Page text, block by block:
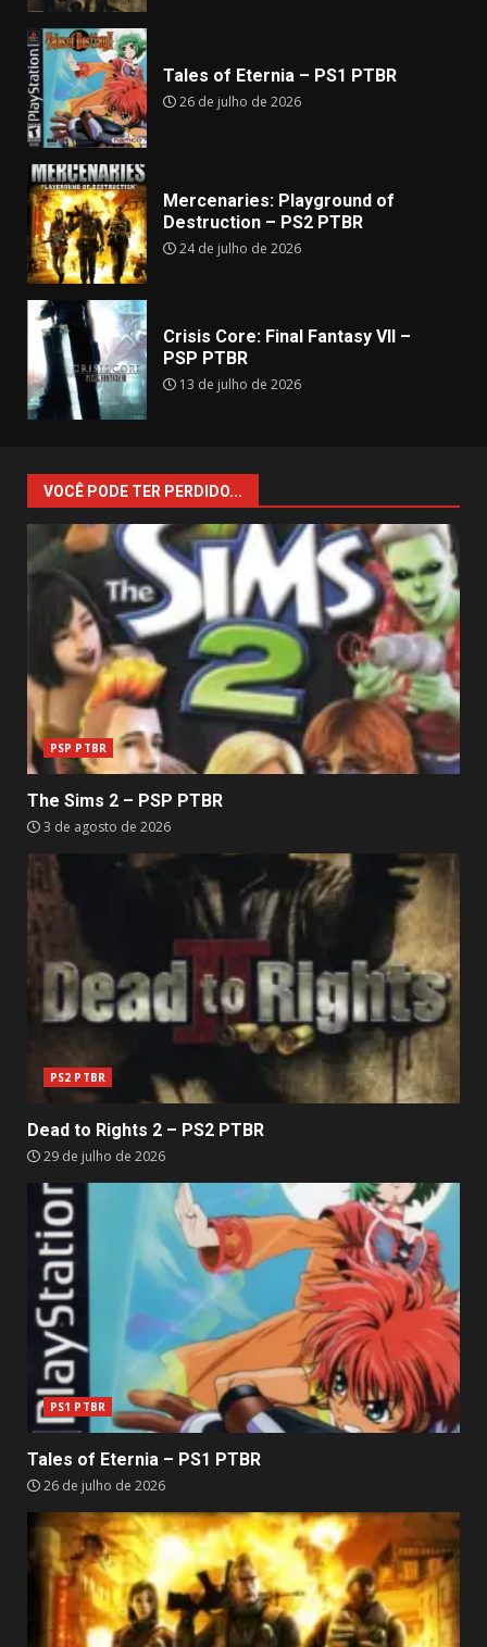
Tales of Eternia – PS1 PTBR
26 de julho de 2026
Mercenaries: Playground of
Destruction – PS2 PTBR
24 de julho de 2026
Crisis Core: Final Fantasy VII –
PSP PTBR
13 de julho de 2026
VOCÊ PODE TER PERDIDO...
PSP PTBR
The Sims 2 – PSP PTBR
3 de agosto de 2026
PS2 PTBR
Dead to Rights 2 – PS2 PTBR
29 de julho de 2026
PS1 PTBR
Tales of Eternia – PS1 PTBR
26 de julho de 2026